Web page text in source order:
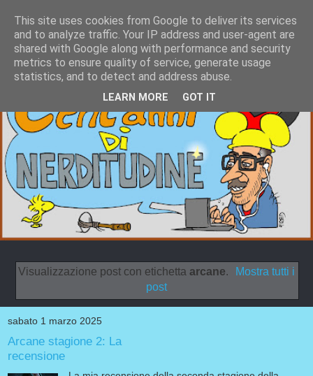
Visualizzazione post con etichetta arcane.
Mostra tutti i
post
sabato 1 marzo 2025
Arcane stagione 2: La
recensione
This site uses cookies from Google to deliver its services
and to analyze traffic. Your IP address and user-agent are
shared with Google along with performance and security
metrics to ensure quality of service, generate usage
statistics, and to detect and address abuse.
LEARN MORE GOT IT